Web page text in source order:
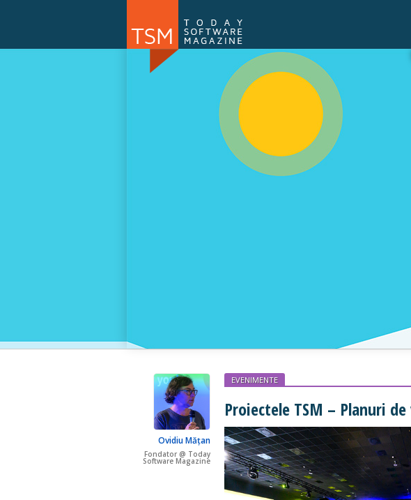
Numărul 169
Ovidiu Mățan
Fondator @ Today
Software Magazine
EVENIMENTE
Proiectele TSM – Planuri